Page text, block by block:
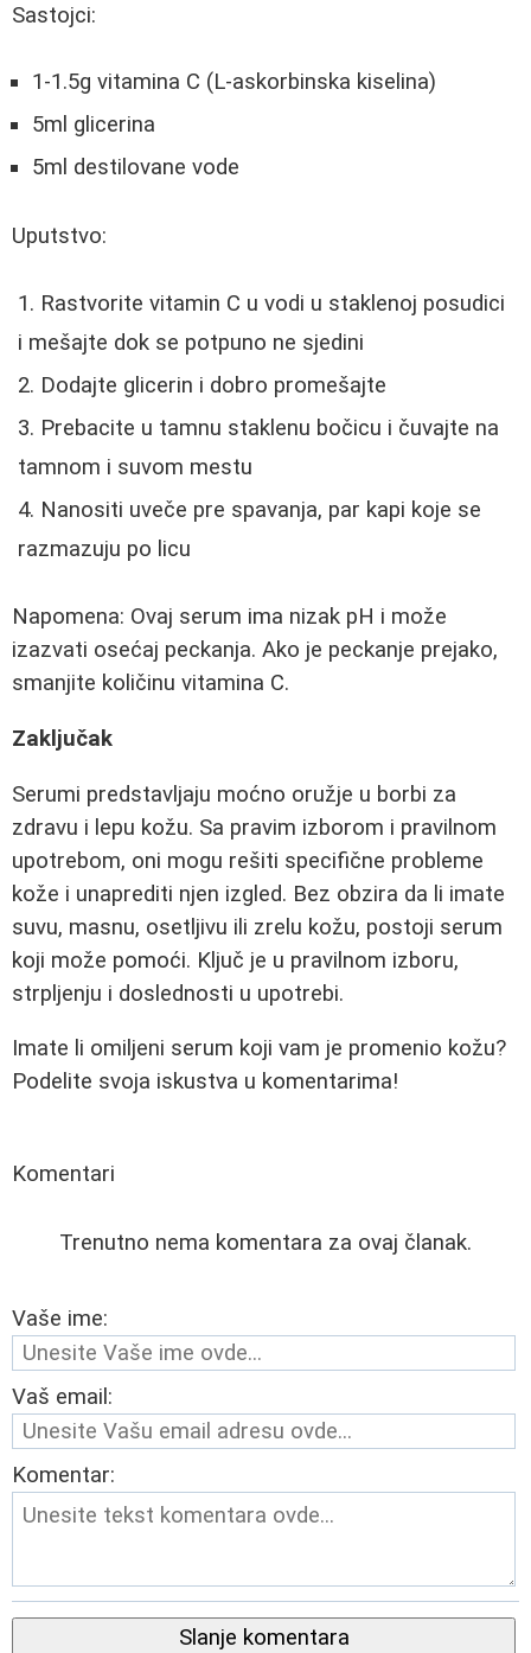
Sastojci:
1-1.5g vitamina C (L-askorbinska kiselina)
5ml glicerina
5ml destilovane vode
Uputstvo:
Rastvorite vitamin C u vodi u staklenoj posudici
i mešajte dok se potpuno ne sjedini
Dodajte glicerin i dobro promešajte
Prebacite u tamnu staklenu bočicu i čuvajte na
tamnom i suvom mestu
Nanositi uveče pre spavanja, par kapi koje se
razmazuju po licu
Napomena: Ovaj serum ima nizak pH i može
izazvati osećaj peckanja. Ako je peckanje prejako,
smanjite količinu vitamina C.
Zaključak
Serumi predstavljaju moćno oružje u borbi za
zdravu i lepu kožu. Sa pravim izborom i pravilnom
upotrebom, oni mogu rešiti specifične probleme
kože i unaprediti njen izgled. Bez obzira da li imate
suvu, masnu, osetljivu ili zrelu kožu, postoji serum
koji može pomoći. Ključ je u pravilnom izboru,
strpljenju i doslednosti u upotrebi.
Imate li omiljeni serum koji vam je promenio kožu?
Podelite svoja iskustva u komentarima!
Komentari
Trenutno nema komentara za ovaj članak.
Vaše ime:
Vaš email:
Komentar:
Slanje komentara